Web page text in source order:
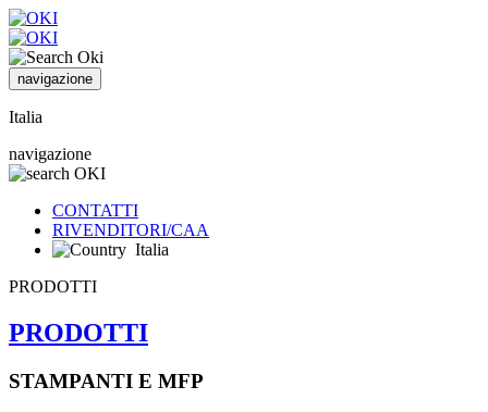
navigazione
Italia
navigazione
CONTATTI
RIVENDITORI/CAA
Italia
PRODOTTI
PRODOTTI
STAMPANTI E MFP